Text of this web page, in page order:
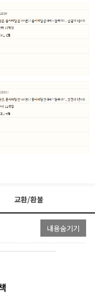
교환/환불
내용숨기기